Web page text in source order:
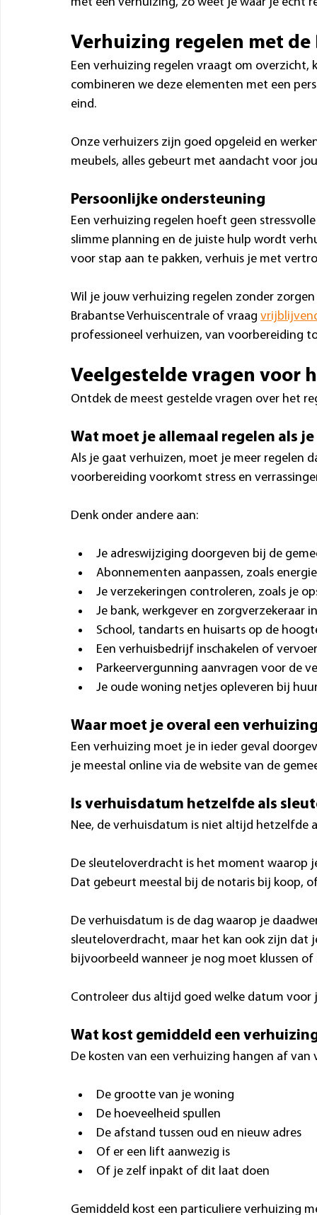
Verhuizing regelen met
Een verhuizing regelen vraagt om overzicht,
combineren we deze elementen met een
eind.
Onze verhuizers zijn goed opgeleid en
meubels, alles gebeurt met aandacht voor
Persoonlijke ondersteuning
Een verhuizing regelen hoeft geen
slimme planning en de juiste hulp wordt
voor stap aan te pakken, verhuis je met
Wil je jouw verhuizing regelen zonder
Brabantse Verhuiscentrale of vraag
professioneel verhuizen, van voorbereiding
Veelgestelde vragen voor
Ontdek de meest gestelde vragen over het
Wat moet je allemaal regelen als
Als je gaat verhuizen, moet je meer regelen
voorbereiding voorkomt stress en
Denk onder andere aan:
Je adreswijziging doorgeven bij de
Abonnementen aanpassen, zoals
Je verzekeringen controleren, zoals je
Je bank, werkgever en zorgverzekeraar
School, tandarts en huisarts op de
Een verhuisbedrijf inschakelen of
Parkeervergunning aanvragen voor de
Je oude woning netjes opleveren bij
Waar moet je overal een
Een verhuizing moet je in ieder geval
je meestal online via de website van de
Is verhuisdatum hetzelfde als
Nee, de verhuisdatum is niet altijd hetzelfde
De sleuteloverdracht is het moment waarop
Dat gebeurt meestal bij de notaris bij koop,
De verhuisdatum is de dag waarop je
sleuteloverdracht, maar het kan ook zijn dat
bijvoorbeeld wanneer je nog moet klussen of
Controleer dus altijd goed welke datum
Wat kost gemiddeld een
De kosten van een verhuizing hangen af van
De grootte van je woning
De hoeveelheid spullen
De afstand tussen oud en nieuw adres
Of er een lift aanwezig is
Of je zelf inpakt of dit laat doen
Gemiddeld kost een particuliere verhuizing